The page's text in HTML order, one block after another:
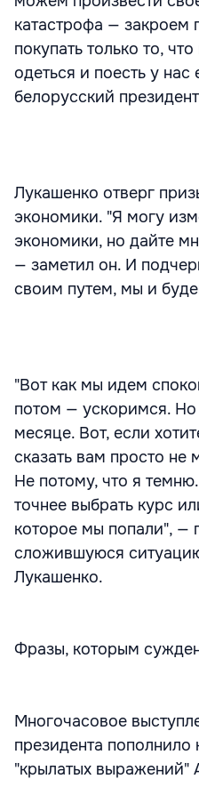
катастрофа — закроем
покупать только то,
одеться и поесть у нас
белорусский
Лукашенко отверг
экономики. "Я могу
экономики, но дайте
— заметил он. И
своим путем, мы и
"Вот как мы идем
потом — ускоримся. Но
месяце. Вот, если
сказать вам просто
Не потому, что я
точнее выбрать курс
которое мы попали", —
сложившуюся
Лукашенко.
Фразы, которым
Многочасовое
президента
"крылатых выражений"